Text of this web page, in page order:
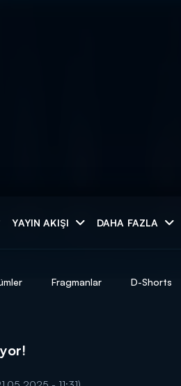
YAYIN AKIŞI DAHA FAZLA
Fragmanlar D-Shorts